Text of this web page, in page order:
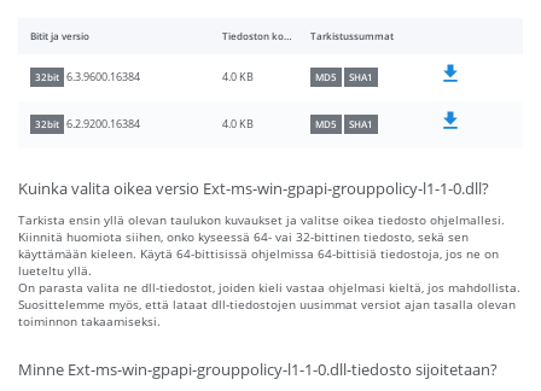
Bitit ja versio Tiedoston koko Tarkistussummat
32bit 6.3.9600.16384 4.0 KB MD5 SHA1
32bit 6.2.9200.16384 4.0 KB MD5 SHA1
Kuinka valita oikea versio Ext-ms-win-gpapi-grouppolicy-l1-1-0.dll?
Tarkista ensin yllä olevan taulukon kuvaukset ja valitse oikea tiedosto ohjelmallesi.
Kiinnitä huomiota siihen, onko kyseessä 64- vai 32-bittinen tiedosto, sekä sen
käyttämään kieleen. Käytä 64-bittisissä ohjelmissa 64-bittisiä tiedostoja, jos ne on
lueteltu yllä.
On parasta valita ne dll-tiedostot, joiden kieli vastaa ohjelmasi kieltä, jos mahdollista.
Suosittelemme myös, että lataat dll-tiedostojen uusimmat versiot ajan tasalla olevan
toiminnon takaamiseksi.
Minne Ext-ms-win-gpapi-grouppolicy-l1-1-0.dll-tiedosto sijoitetaan?